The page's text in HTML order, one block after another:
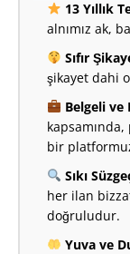
13 Yıllık
alnımız ak,
Sıfır
şikayet dahi
Belgeli ve
bir
Sıkı
her ilan
doğruludur.
Yuva ve